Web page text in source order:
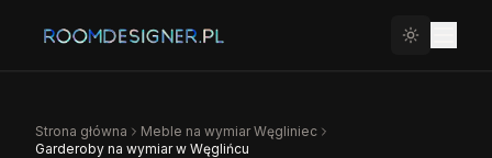
Strona główna Meble na wymiarWęgliniec
Garderoby na wymiar w Węglińcu